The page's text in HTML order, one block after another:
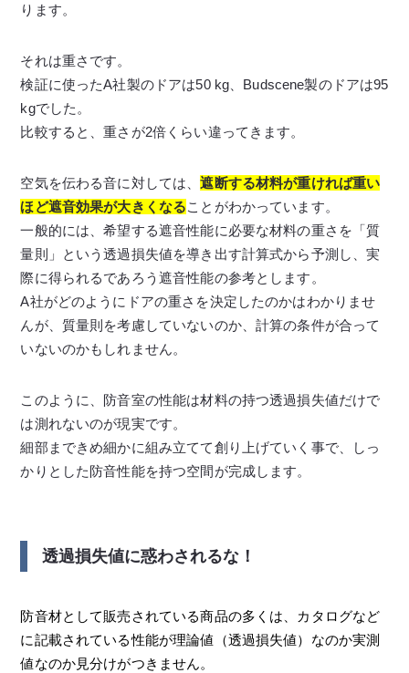
ります。
それは重さです。
検証に使ったA社製のドアは50 kg、Budscene製のドアは95
kgでした。
比較すると、重さが2倍くらい違ってきます。
空気を伝わる音に対しては、遮断する材料が重ければ重い
ほど遮音効果が大きくなることがわかっています。
一般的には、希望する遮音性能に必要な材料の重さを「質
量則」という透過損失値を導き出す計算式から予測し、実
際に得られるであろう遮音性能の参考とします。
A社がどのようにドアの重さを決定したのかはわかりませ
んが、質量則を考慮していないのか、計算の条件が合って
いないのかもしれません。
このように、防音室の性能は材料の持つ透過損失値だけで
は測れないのが現実です。
細部まできめ細かに組み立てて創り上げていく事で、しっ
かりとした防音性能を持つ空間が完成します。
透過損失値に惑わされるな！
防音材として販売されている商品の多くは、カタログなど
に記載されている性能が理論値（透過損失値）なのか実測
値なのか見分けがつきません。